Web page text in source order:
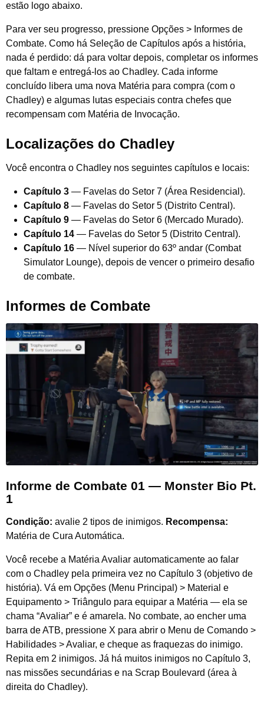
estão logo abaixo.
Para ver seu progresso, pressione Opções > Informes de
Combate. Como há Seleção de Capítulos após a história,
nada é perdido: dá para voltar depois, completar os informes
que faltam e entregá-los ao Chadley. Cada informe
concluído libera uma nova Matéria para compra (com o
Chadley) e algumas lutas especiais contra chefes que
recompensam com Matéria de Invocação.
Localizações do Chadley
Você encontra o Chadley nos seguintes capítulos e locais:
Capítulo 3 — Favelas do Setor 7 (Área Residencial).
Capítulo 8 — Favelas do Setor 5 (Distrito Central).
Capítulo 9 — Favelas do Setor 6 (Mercado Murado).
Capítulo 14 — Favelas do Setor 5 (Distrito Central).
Capítulo 16 — Nível superior do 63º andar (Combat
Simulator Lounge), depois de vencer o primeiro desafio
de combate.
Informes de Combate
Informe de Combate 01 — Monster Bio Pt.
1
Condição: avalie 2 tipos de inimigos. Recompensa:
Matéria de Cura Automática.
Você recebe a Matéria Avaliar automaticamente ao falar
com o Chadley pela primeira vez no Capítulo 3 (objetivo de
história). Vá em Opções (Menu Principal) > Material e
Equipamento > Triângulo para equipar a Matéria — ela se
chama “Avaliar” e é amarela. No combate, ao encher uma
barra de ATB, pressione X para abrir o Menu de Comando >
Habilidades > Avaliar, e cheque as fraquezas do inimigo.
Repita em 2 inimigos. Já há muitos inimigos no Capítulo 3,
nas missões secundárias e na Scrap Boulevard (área à
direita do Chadley).